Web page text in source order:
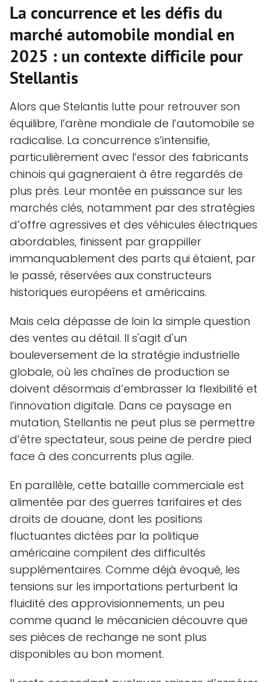
La concurrence et les défis du
marché automobile mondial en
2025 : un contexte difficile pour
Stellantis
Alors que Stelantis lutte pour retrouver son
équilibre, l’arène mondiale de l’automobile se
radicalise. La concurrence s’intensifie,
particulièrement avec l’essor des fabricants
chinois qui gagneraient à être regardés de
plus près. Leur montée en puissance sur les
marchés clés, notamment par des stratégies
d’offre agressives et des véhicules électriques
abordables, finissent par grappiller
immanquablement des parts qui étaient, par
le passé, réservées aux constructeurs
historiques européens et américains.
Mais cela dépasse de loin la simple question
des ventes au détail. Il s'agit d'un
bouleversement de la stratégie industrielle
globale, où les chaînes de production se
doivent désormais d’embrasser la flexibilité et
l’innovation digitale. Dans ce paysage en
mutation, Stellantis ne peut plus se permettre
d’être spectateur, sous peine de perdre pied
face à des concurrents plus agile.
En parallèle, cette bataille commerciale est
alimentée par des guerres tarifaires et des
droits de douane, dont les positions
fluctuantes dictées par la politique
américaine compilent des difficultés
supplémentaires. Comme déjà évoqué, les
tensions sur les importations perturbent la
fluidité des approvisionnements, un peu
comme quand le mécanicien découvre que
ses pièces de rechange ne sont plus
disponibles au bon moment.